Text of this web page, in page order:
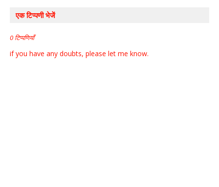
एक टिप्पणी भेजें
0 टिप्पणियाँ
if you have any doubts, please let me know.